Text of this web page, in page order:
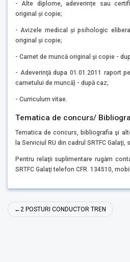
- Alte diplome, adeverințe sau
original și copie;
- Avizele medical și psihologic
original și copie;
- Carnet de muncă original şi copie -
- Adeverinţă dupa 01.01.2011 raport
carnetului de muncă) - după caz;
- Curriculum vitae.
Tematica de concurs/
Tematica de concurs, bibliografia şi
la Serviciul RU din cadrul SRTFC Galaţi,
Pentru relaţii suplimentare rugăm
SRTFC Galaţi telefon CFR. 134510,
Post
navigation
2 POSTURI CONDUCTOR TREN